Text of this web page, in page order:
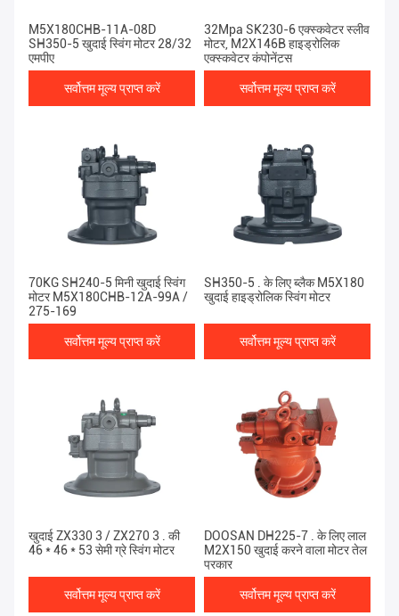
M5X180CHB-11A-08D
SH350-5 खुदाई स्विंग मोटर 28/32
एमपीए
सर्वोत्तम मूल्य प्राप्त करें
32Mpa SK230-6 एक्स्कवेटर स्लीव
मोटर, M2X146B हाइड्रोलिक
एक्स्कवेटर कंपोनेंट्स
सर्वोत्तम मूल्य प्राप्त करें
70KG SH240-5 मिनी खुदाई स्विंग
मोटर M5X180CHB-12A-99A /
275-169
सर्वोत्तम मूल्य प्राप्त करें
SH350-5 . के लिए ब्लैक M5X180
खुदाई हाइड्रोलिक स्विंग मोटर
सर्वोत्तम मूल्य प्राप्त करें
खुदाई ZX330 3 / ZX270 3 . की
46 * 46 * 53 सेमी ग्रे स्विंग मोटर
सर्वोत्तम मूल्य प्राप्त करें
DOOSAN DH225-7 . के लिए लाल
M2X150 खुदाई करने वाला मोटर तेल
प्रकार
सर्वोत्तम मूल्य प्राप्त करें